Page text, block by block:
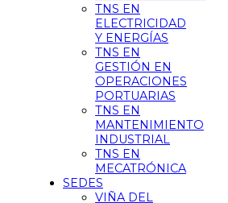
TNS EN
ELECTRICIDAD
Y ENERGÍAS
TNS EN
GESTIÓN EN
OPERACIONES
PORTUARIAS
TNS EN
MANTENIMIENTO
INDUSTRIAL
TNS EN
MECATRÓNICA
SEDES
VIÑA DEL